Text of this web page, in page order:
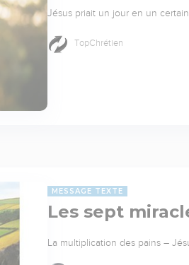
Jésus priait un jour en un
TopChrétien
MESSAGE TEXTE
Les sept
La multiplication des pains –